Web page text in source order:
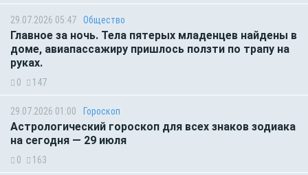
29.07.2026 05:47 Общество
Главное за ночь. Тела пятерых младенцев найдены в
доме, авиапассажиру пришлось ползти по трапу на
руках.
0 147
29.07.2026 01:00 Гороскоп
Астрологический гороскоп для всех знаков зодиака
на сегодня — 29 июля
0 163